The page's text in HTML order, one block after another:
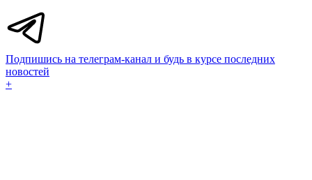
Подпишись на телеграм-канал и будь в курсе последних
новостей
+